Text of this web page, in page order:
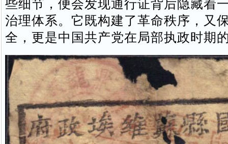
些细节，便会发现通行证背后隐藏着
治理体系。它既构建了革命秩序，又
全，更是中国共产党在局部执政时期